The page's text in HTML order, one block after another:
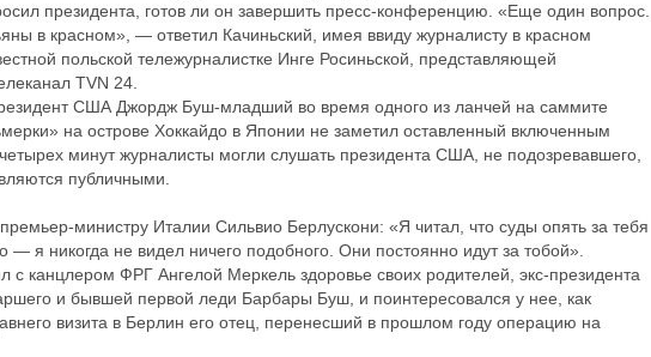
президента, готов ли он завершить пресс-конференцию. «Еще один вопрос.
в красном», — ответил Качиньский, имея ввиду журналисту в красном
польской тележурналистке Инге Росиньской, представляющей
TVN 24.
США Джордж Буш-младший во время одного из ланчей на саммите
на острове Хоккайдо в Японии не заметил оставленный включенным
минут журналисты могли слушать президента США, не подозревавшего,
публичными.
министру Италии Сильвио Берлускони: «Я читал, что суды опять за тебя
— я никогда не видел ничего подобного. Они постоянно идут за тобой».
с канцлером ФРГ Ангелой Меркель здоровье своих родителей, экс-президента
и бывшей первой леди Барбары Буш, и поинтересовался у нее, как
визита в Берлин его отец, перенесший в прошлом году операцию на